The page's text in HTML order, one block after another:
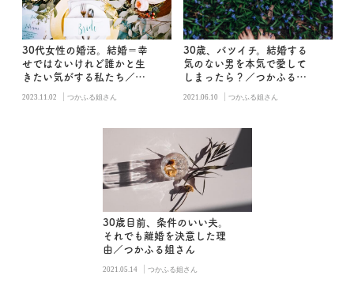
30代女性の婚活。結婚＝幸
せではないけれど誰かと生
きたい気がする私たち／つ
かふる姐さん
2023.11.02 | つかふる姐さん
30歳、バツイチ。結婚する
気のない男を本気で愛して
しまったら？／つかふる姐
2021.06.10 | つかふる姐さん
30歳目前、条件のいい夫。
それでも離婚を決意した理
由／つかふる姐さん
2021.05.14 | つかふる姐さん